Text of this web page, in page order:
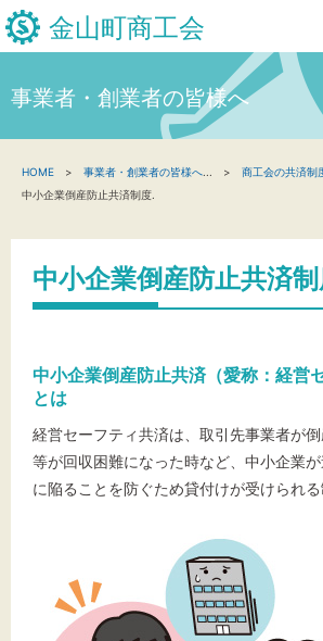
金山町商工会
新着情報
関係機関の方へ
金山スタンプ会
お問い合わせ
文字サイズ
標準 拡大
事業者・創業者の皆様へ
HOME 事業者・創業者の皆様へ 商工会の共済制
中小企業倒産防止共済制度.
中小企業倒産防止共済
中小企業倒産防止共済（愛称：経営
とは
経営セーフティ共済は、取引先事業者が
等が回収困難になった時など、中小企業
に陥ることを防ぐため貸付けが受けられる